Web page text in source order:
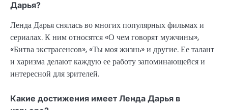
Дарья?
Ленда Дарья снялась во многих популярных фильмах и
сериалах. К ним относятся «О чем говорят мужчины»,
«Битва экстрасенсов», «Ты моя жизнь» и другие. Ее талант
и харизма делают каждую ее работу запоминающейся и
интересной для зрителей.
Какие достижения имеет Ленда Дарья в